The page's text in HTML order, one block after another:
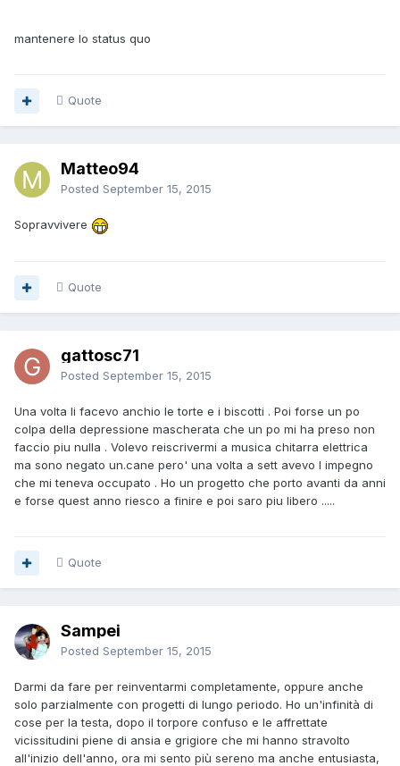
mantenere lo status quo
Quote
Matteo94
Posted September 15, 2015
Sopravvivere
Quote
gattosc71
Posted September 15, 2015
Una volta li facevo anchio le torte e i biscotti . Poi forse un po
colpa della depressione mascherata che un po mi ha preso non
faccio piu nulla . Volevo reiscrivermi a musica chitarra elettrica
ma sono negato un.cane pero' una volta a sett avevo l impegno
che mi teneva occupato . Ho un progetto che porto avanti da anni
e forse quest anno riesco a finire e poi saro piu libero .....
Quote
Sampei
Posted September 15, 2015
Darmi da fare per reinventarmi completamente, oppure anche
solo parzialmente con progetti di lungo periodo. Ho un'infinità di
cose per la testa, dopo il torpore confuso e le affrettate
vicissitudini piene di ansia e grigiore che mi hanno stravolto
all'inizio dell'anno, ora mi sento più sereno ma anche entusiasta,